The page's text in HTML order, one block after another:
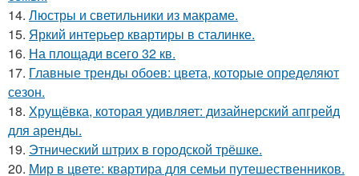
14. Люстры и светильники из макраме.
15. Яркий интерьер квартиры в сталинке.
16. На площади всего 32 кв.
17. Главные тренды обоев: цвета, которые определяют
сезон.
18. Хрущёвка, которая удивляет: дизайнерский апгрейд
для аренды.
19. Этнический штрих в городской трёшке.
20. Мир в цвете: квартира для семьи путешественников.